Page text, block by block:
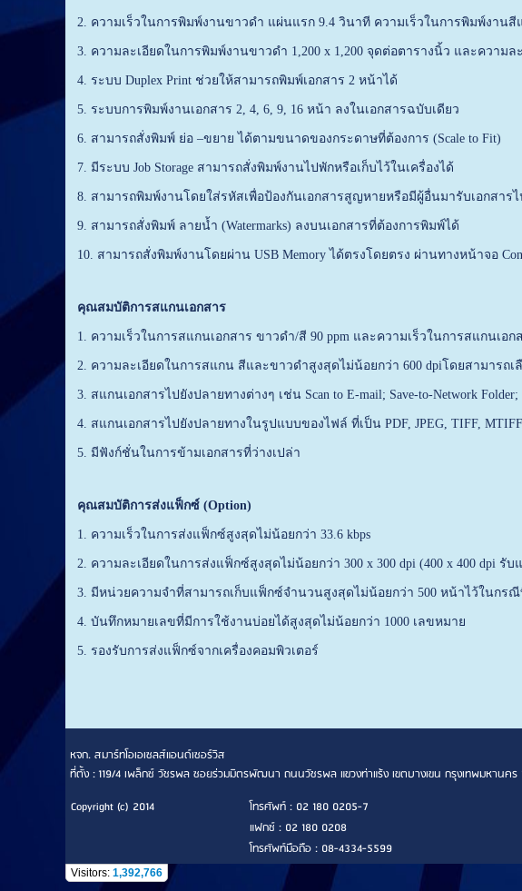
2. ความเร็วในการพิมพ์งานขาวดำ แผ่นแรก 9.4 วินาที ความเร็วในการพิมพ์งานสี
3. ความละเอียดในการพิมพ์งานขาวดำ 1,200 x 1,200 จุดต่อตารางนิ้ว และความล
4. ระบบ Duplex Print ช่วยให้สามารถพิมพ์เอกสาร 2 หน้าได้
5. ระบบการพิมพ์งานเอกสาร 2, 4, 6, 9, 16 หน้า ลงในเอกสารฉบับเดียว
6. สามารถสั่งพิมพ์ ย่อ –ขยาย ได้ตามขนาดของกระดาษที่ต้องการ (Scale to Fit)
7. มีระบบ Job Storage สามารถสั่งพิมพ์งานไปพักหรือเก็บไว้ในเครื่องได้
8. สามารถพิมพ์งานโดยใส่รหัสเพื่อป้องกันเอกสารสูญหายหรือมีผู้อื่นมารับเอกสารไป
9. สามารถสั่งพิมพ์ ลายนํ้า (Watermarks) ลงบนเอกสารที่ต้องการพิมพ์ได้
10. สามารถสั่งพิมพ์งานโดยผ่าน USB Memory ได้ตรงโดยตรง ผ่านทางหน้าจอ
คุณสมบัติการสแกนเอกสาร
1. ความเร็วในการสแกนเอกสาร ขาวดำ/สี 90 ppm และความเร็วในการสแกนเอ
2. ความละเอียดในการสแกน สีและขาวดำสูงสุดไม่น้อยกว่า 600 dpiโดยสามารถเลื
3. สแกนเอกสารไปยังปลายทางต่างๆ เช่น Scan to E-mail; Save-to-Network Folder;
4. สแกนเอกสารไปยังปลายทางในรูปแบบของไฟล์ ที่เป็น PDF, JPEG, TIFF,
5. มีฟังก์ชั่นในการข้ามเอกสารที่ว่างเปล่า
คุณสมบัติการส่งแฟ็กซ์ (Option)
1. ความเร็วในการส่งแฟ็กซ์สูงสุดไม่น้อยกว่า 33.6 kbps
2. ความละเอียดในการส่งแฟ็กซ์สูงสุดไม่น้อยกว่า 300 x 300 dpi (400 x 400 dpi รับ
3. มีหน่วยความจำที่สามารถเก็บแฟ็กซ์จำนวนสูงสุดไม่น้อยกว่า 500 หน้าไว้ในกร
4. บันทึกหมายเลขที่มีการใช้งานบ่อยได้สูงสุดไม่น้อยกว่า 1000 เลขหมาย
5. รองรับการส่งแฟ็กซ์จากเครื่องคอมพิวเตอร์
หจก. สมาร์ทโอเอเซลส์แอนด์เซอร์วิส
ที่ตั้ง : 119/4 เพล็กซ์ วัชรพล ซอยร่วมมิตรพัฒนา ถนนวัชรพล แขวงท่าแร้ง เขตบางเขน กรุงเทพมหานคร
Copyright (c) 2014
โทรศัพท์ : 02 180 0205-7
แฟกซ์ : 02 180 0208
โทรศัพท์มือถือ : 08-4334-5599
Visitors: 1,392,766